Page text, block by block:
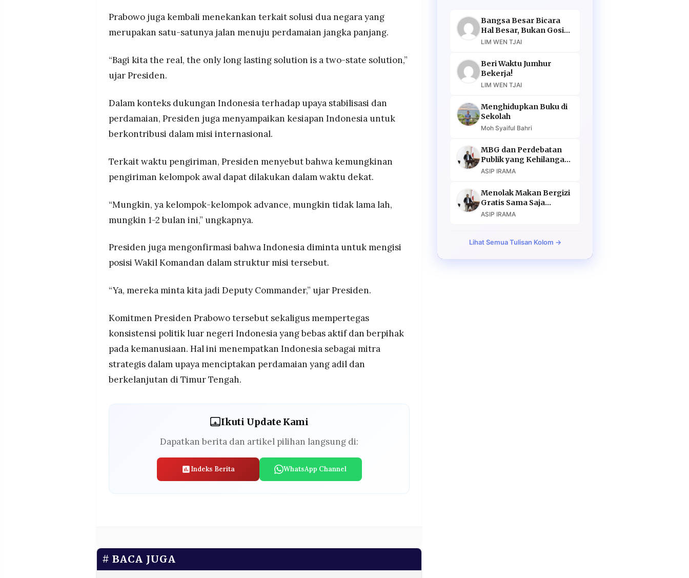
Prabowo juga kembali menekankan terkait solusi dua negara yang
merupakan satu-satunya jalan menuju perdamaian jangka panjang.
“Bagi kita the real, the only long lasting solution is a two-state solution,”
ujar Presiden.
Dalam konteks dukungan Indonesia terhadap upaya stabilisasi dan
perdamaian, Presiden juga menyampaikan kesiapan Indonesia untuk
berkontribusi dalam misi internasional.
Terkait waktu pengiriman, Presiden menyebut bahwa kemungkinan
pengiriman kelompok awal dapat dilakukan dalam waktu dekat.
“Mungkin, ya kelompok-kelompok advance, mungkin tidak lama lah,
mungkin 1-2 bulan ini,” ungkapnya.
Presiden juga mengonfirmasi bahwa Indonesia diminta untuk mengisi
posisi Wakil Komandan dalam struktur misi tersebut.
“Ya, mereka minta kita jadi Deputy Commander,” ujar Presiden.
Komitmen Presiden Prabowo tersebut sekaligus mempertegas
konsistensi politik luar negeri Indonesia yang bebas aktif dan berpihak
pada kemanusiaan. Hal ini menempatkan Indonesia sebagai mitra
strategis dalam upaya menciptakan perdamaian yang adil dan
berkelanjutan di Timur Tengah.
Ikuti Update Kami
Dapatkan berita dan artikel pilihan langsung di:
Indeks Berita WhatsApp Channel
BACA JUGA
Bangsa Besar Bicara
Hal Besar, Bukan Gosip
Murahan
LIM WEN TJAI
Beri Waktu Jumhur
Bekerja!
LIM WEN TJAI
Menghidupkan Buku di
Sekolah
Moh Syaiful Bahri
MBG dan Perdebatan
Publik yang Kehilangan
Argumen
ASIP IRAMA
Menolak Makan Bergizi
Gratis Sama Saja
Menolak Masa Depan
ASIP IRAMA
Lihat Semua Tulisan Kolom →